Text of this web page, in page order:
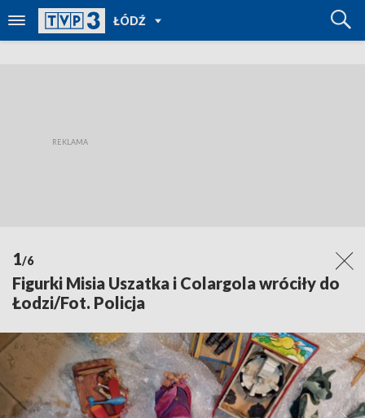
ŁÓDŹ
POWRÓT
DO
REGIONY
1/6
Figurki Misia Uszatka i Colargola wróciły do
Łodzi/Fot. Policja